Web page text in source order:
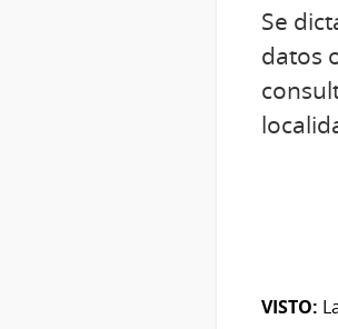
Se
datos
VISTO: